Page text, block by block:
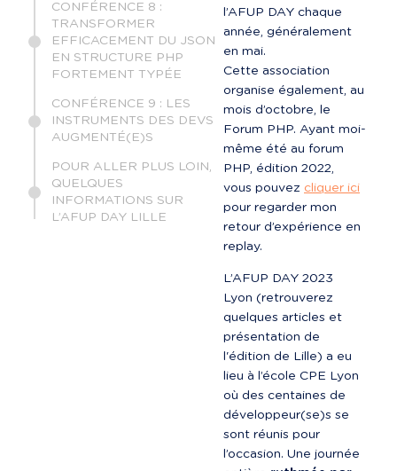
CONFÉRENCE 8 :
TRANSFORMER
EFFICACEMENT DU JSON
EN STRUCTURE PHP
FORTEMENT TYPÉE
CONFÉRENCE 9 : LES
INSTRUMENTS DES DEVS
AUGMENTÉ(E)S
POUR ALLER PLUS LOIN,
QUELQUES
INFORMATIONS SUR
L’AFUP DAY LILLE
l’AFUP DAY chaque
année, généralement
en mai.
Cette association
organise également, au
mois d’octobre, le
Forum PHP. Ayant moi-
même été au forum
PHP, édition 2022,
vous pouvez cliquer ici
pour regarder mon
retour d’expérience en
replay.
L’AFUP DAY 2023
Lyon (retrouverez
quelques articles et
présentation de
l'édition de Lille) a eu
lieu à l’école CPE Lyon
où des centaines de
développeur(se)s se
sont réunis pour
l’occasion. Une journée